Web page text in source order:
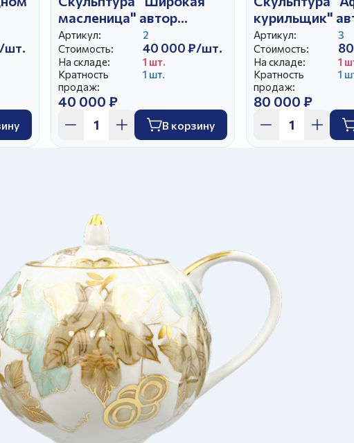
шт.
масленица" автор
Чечулина Г.Д.
Артикул:
2
Стоимость:
40 000 ₽/шт.
На складе:
1 шт.
Кратность
продаж:
1 шт.
40 000 ₽
В корзину
курильщик"
Богданова
Артикул:
3
Стоимость:
На складе:
1
Кратность
продаж:
1
80 000 ₽